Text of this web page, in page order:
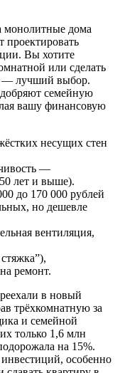
дома
проектировать
Вы хотите
или сделать
— лучший выбор.
семейную
вашу финансовую
несущих стен
—
лет и выше).
до 170 000 рублей
но дешевле
вентиляция,
ремонт.
в новый
трёхкомнатную за
и семейной
только 1,6 млн
на 15%.
особенно